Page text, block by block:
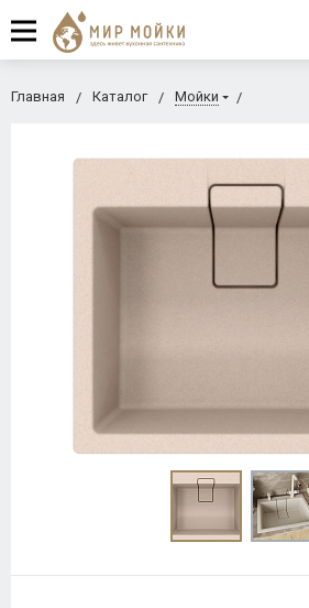
Главная Каталог Мойки